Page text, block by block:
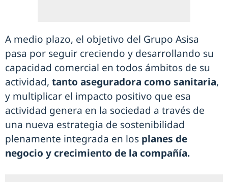
A medio plazo, el objetivo del Grupo Asisa
pasa por seguir creciendo y desarrollando su
capacidad comercial en todos ámbitos de su
actividad, tanto aseguradora como sanitaria,
y multiplicar el impacto positivo que esa
actividad genera en la sociedad a través de
una nueva estrategia de sostenibilidad
plenamente integrada en los planes de
negocio y crecimiento de la compañía.